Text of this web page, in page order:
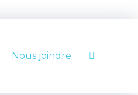
Nous joindre